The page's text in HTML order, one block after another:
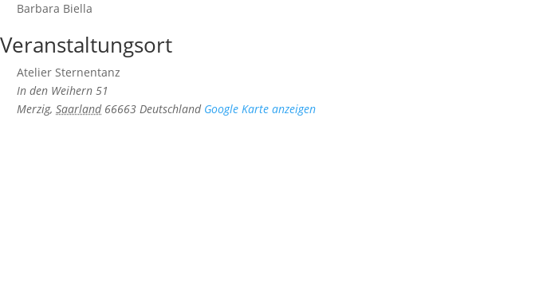
Barbara Biella
Veranstaltungsort
Atelier Sternentanz
In den Weihern 51
Merzig, Saarland 66663 Deutschland Google Karte anzeigen